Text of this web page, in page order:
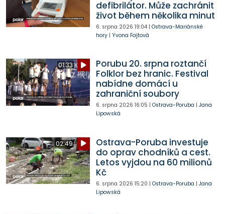
defibrilátor. Může zachránit
život během několika minut
6. srpna 2026 19:04| Ostrava-Mariánské
hory| Yvona Fajtová
01:33
Porubu 20. srpna roztančí
Folklor bez hranic. Festival
nabídne domácí u
zahraniční soubory
6. srpna 2026 16:05 | Ostrava-Poruba | Jana
Lipowská
02:49
Ostrava-Poruba investuje
do oprav chodníků a cest.
Letos vyjdou na 60 milionů
Kč
6. srpna 2026 15:20 | Ostrava-Poruba | Jana
Lipowská